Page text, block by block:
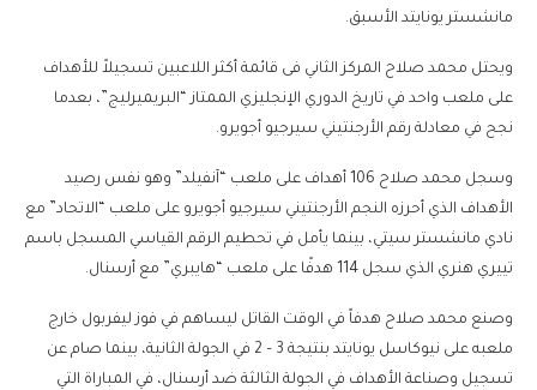
مانشستر يونايتد الأسبق.
ويحتل محمد صلاح المركز الثاني فى قائمة أكثر اللاعبين تسجيلاً للأهداف
على ملعب واحد في تاريخ الدوري الإنجليزي الممتاز “البريميرليج”، بعدما
نجح في معادلة رقم الأرجنتيني سيرجيو أجويرو.
وسجل محمد صلاح 106 أهداف على ملعب “آنفيلد” وهو نفس رصيد
الأهداف الذي أحرزه النجم الأرجنتيني سيرجيو أجويرو على ملعب “الاتحاد” مع
نادي مانشستر سيتي، بينما يأمل في تحطيم الرقم القياسي المسجل باسم
تييري هنري الذي سجل 114 هدفًا على ملعب “هايبري” مع أرسنال.
وصنع محمد صلاح هدفاً في الوقت القاتل ليساهم في فوز ليفربول خارج
ملعبه على نيوكاسل يونايتد بنتيجة 3 – 2 في الجولة الثانية، بينما صام عن
تسجيل وصناعة الأهداف في الجولة الثالثة ضد أرسنال، في المباراة التي